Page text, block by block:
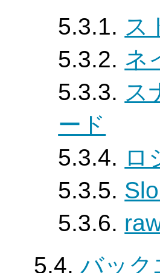
5.3.1. ス
5.3.2. ネ
5.3.3. ス
ード
5.3.4. ロ
5.3.5.
5.3.6.
5.4.バック